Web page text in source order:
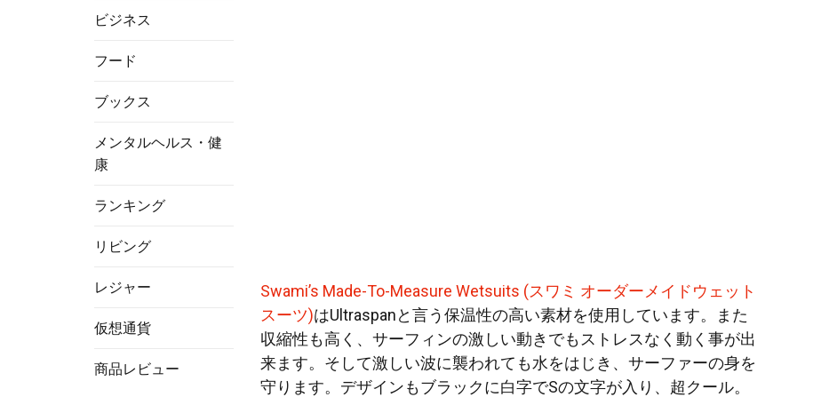
ビジネス
フード
ブックス
メンタルヘルス・健
康
ランキング
リビング
レジャー
仮想通貨
商品レビュー
Swami’s Made-To-Measure Wetsuits (スワミ オーダーメイドウェット
スーツ)はUltraspanと言う保温性の高い素材を使用しています。また
収縮性も高く、サーフィンの激しい動きでもストレスなく動く事が出
来ます。そして激しい波に襲われても水をはじき、サーファーの身を
守ります。デザインもブラックに白字でSの文字が入り、超クール。